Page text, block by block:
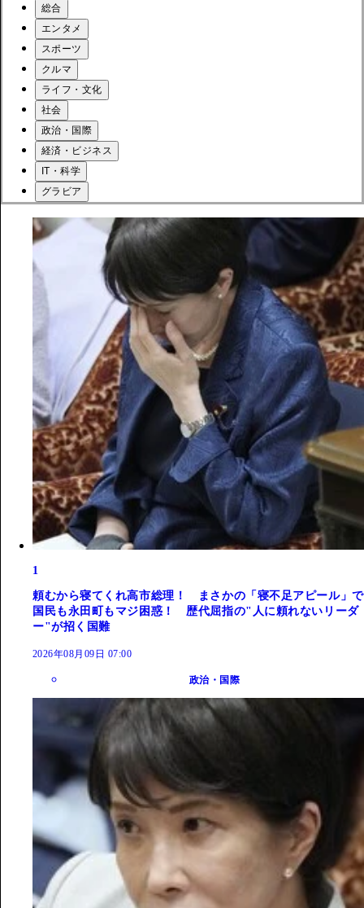
総合
エンタメ
スポーツ
クルマ
ライフ・文化
社会
政治・国際
経済・ビジネス
IT・科学
グラビア
1
頼むから寝てくれ高市総理！ まさかの「寝不足アピール」で
国民も永田町もマジ困惑！ 歴代屈指の"人に頼れないリーダ
ー"が招く国難
2026年08月09日 07:00
政治・国際